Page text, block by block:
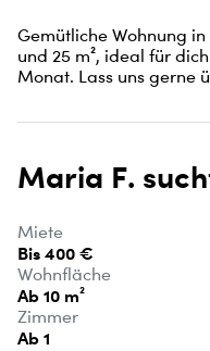
Gemütliche Wohnung
und 25 m², ideal für
Monat. Lass uns gerne
Maria F.
Miete
Bis 400 €
Wohnfläche
Ab 10 m²
Zimmer
Ab 1